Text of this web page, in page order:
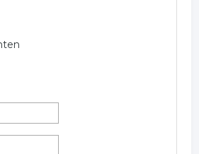
in de categorie groothandel in de
horeca groothandel